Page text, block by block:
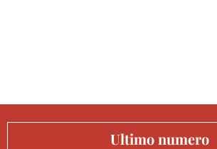
Ultimo numero